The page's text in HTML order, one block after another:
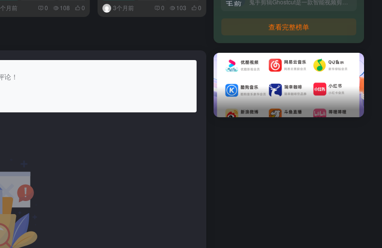
月前 0 108 0 3个月前 0 103 0
论！
查看完整榜单